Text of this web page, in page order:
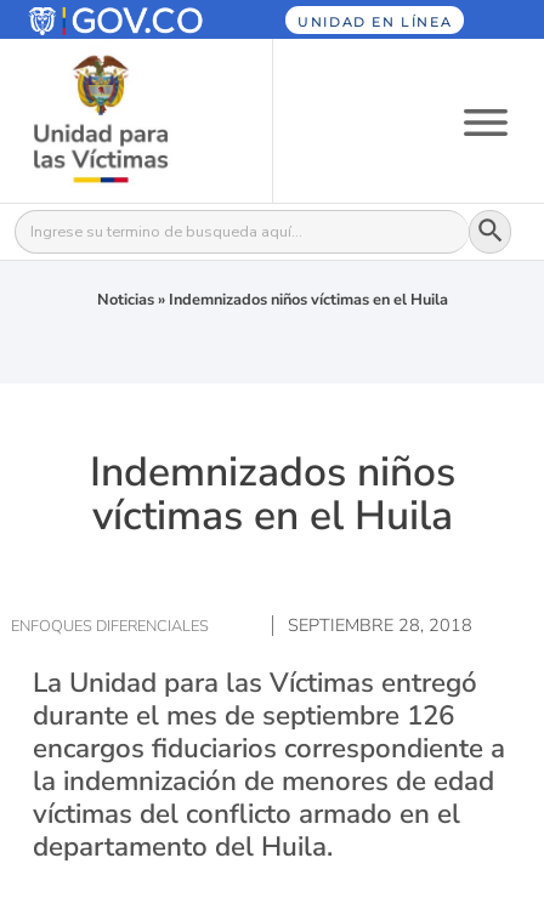
UNIDAD EN LÍNEA
Buscar: Botón
Noticias» Indemnizados niños víctimas en el Huila
Indemnizados niños
víctimas en el Huila
ENFOQUES DIFERENCIALES SEPTIEMBRE 28, 2018
La Unidad para las Víctimas entregó
durante el mes de septiembre 126
encargos fiduciarios correspondiente a
la indemnización de menores de edad
víctimas del conflicto armado en el
departamento del Huila.